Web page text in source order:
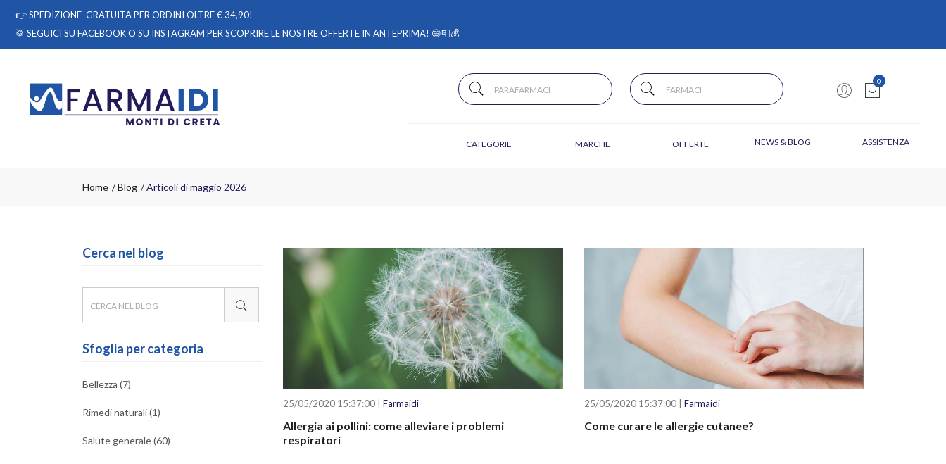
👉SPEDIZIONE GRATUITA PER ORDINI OLTRE € 34,90!
🥁 SEGUICI SU FACEBOOKO SU INSTAGRAM PER SCOPRIRE LE NOSTRE OFFERTE IN ANTEPRIMA! 😄📮💰
0
CATEGORIE MARCHE OFFERTE NEWS & BLOG ASSISTENZA
Home Blog Articoli di maggio 2026
Cerca nel blog
Sfoglia per categoria
Bellezza (7)
Rimedi naturali (1)
Salute generale (60)
25/05/2020 15:37:00 | Farmaidi
Allergia ai pollini: come alleviare i problemi
respiratori
25/05/2020 15:37:00 | Farmaidi
Come curare le allergie cutanee?